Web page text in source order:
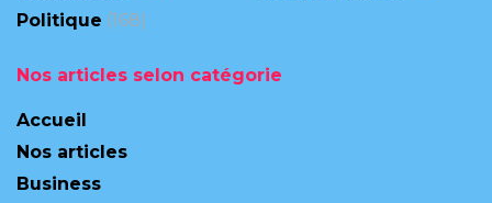
Politique (168)
Nos articles selon catégorie
Accueil
Nos articles
Business